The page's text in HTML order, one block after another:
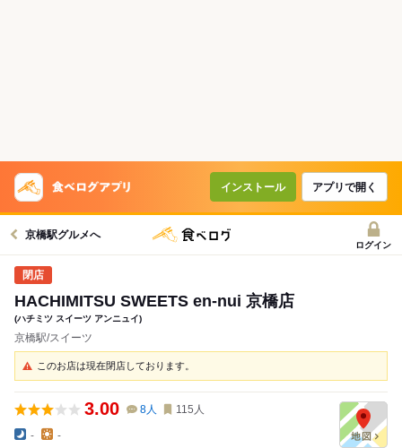
インストール アプリで開く
京橋駅グルメへ
ログイン
HACHIMITSU SWEETS en-nui 京橋店
(ハチミツ スイーツ アンニュイ)
京橋駅/スイーツ
このお店は現在閉店しております。
3.00 8人 115 人
- -